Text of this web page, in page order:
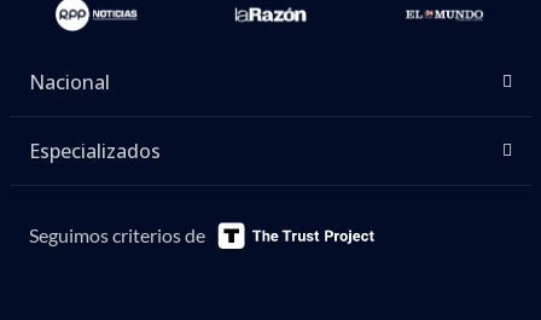
Nacional
Especializados
Seguimos criterios de